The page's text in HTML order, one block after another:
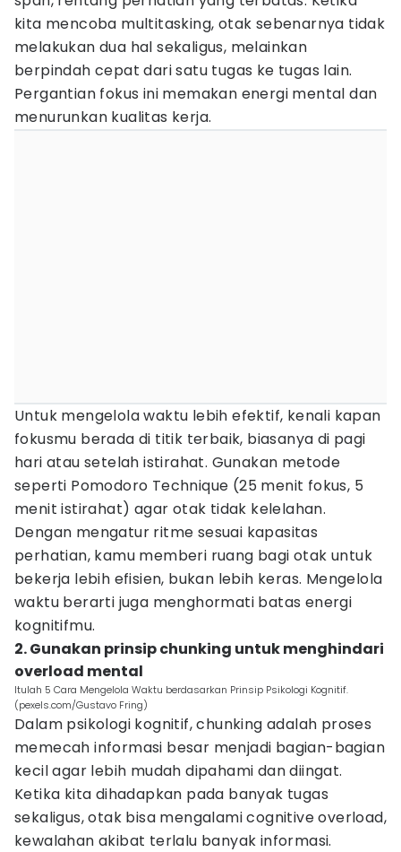
kita mencoba multitasking, otak sebenarnya tidak
melakukan dua hal sekaligus, melainkan
berpindah cepat dari satu tugas ke tugas lain.
Pergantian fokus ini memakan energi mental dan
menurunkan kualitas kerja.
Untuk mengelola waktu lebih efektif, kenali kapan
fokusmu berada di titik terbaik, biasanya di pagi
hari atau setelah istirahat. Gunakan metode
seperti Pomodoro Technique (25 menit fokus, 5
menit istirahat) agar otak tidak kelelahan.
Dengan mengatur ritme sesuai kapasitas
perhatian, kamu memberi ruang bagi otak untuk
bekerja lebih efisien, bukan lebih keras. Mengelola
waktu berarti juga menghormati batas energi
kognitifmu.
2. Gunakan prinsip chunking untuk menghindari
overload mental
Itulah 5 Cara Mengelola Waktu berdasarkan Prinsip Psikologi Kognitif.
(pexels.com/Gustavo Fring)
Dalam psikologi kognitif, chunking adalah proses
memecah informasi besar menjadi bagian-bagian
kecil agar lebih mudah dipahami dan diingat.
Ketika kita dihadapkan pada banyak tugas
sekaligus, otak bisa mengalami cognitive overload,
kewalahan akibat terlalu banyak informasi.